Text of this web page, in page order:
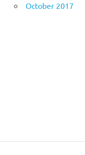
October 2017